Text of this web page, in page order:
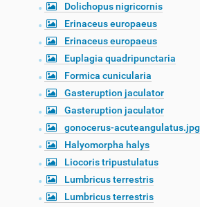
Dolichopus nigricornis
Erinaceus europaeus
Erinaceus europaeus
Euplagia quadripunctaria
Formica cunicularia
Gasteruption jaculator
Gasteruption jaculator
gonocerus-acuteangulatus.jpg
Halyomorpha halys
Liocoris tripustulatus
Lumbricus terrestris
Lumbricus terrestris